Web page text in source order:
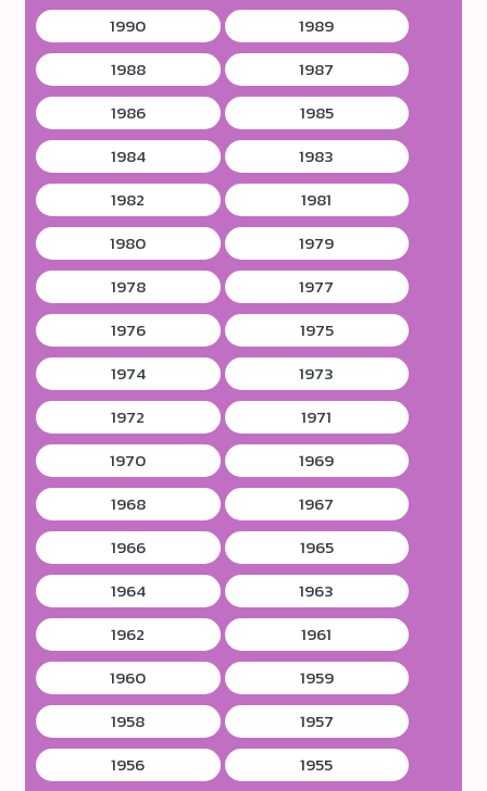
1990
1989
1988
1987
1986
1985
1984
1983
1982
1981
1980
1979
1978
1977
1976
1975
1974
1973
1972
1971
1970
1969
1968
1967
1966
1965
1964
1963
1962
1961
1960
1959
1958
1957
1956
1955